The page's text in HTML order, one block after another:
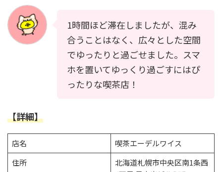
1時間ほど滞在しましたが、混み
合うことはなく、広々とした空間
でゆったりと過ごせました。スマ
ホを置いてゆっくり過ごすにはぴ
ったりな喫茶店！
【詳細】
店名
喫茶エーデルワイス
住所
北海道札幌市中央区南1条西